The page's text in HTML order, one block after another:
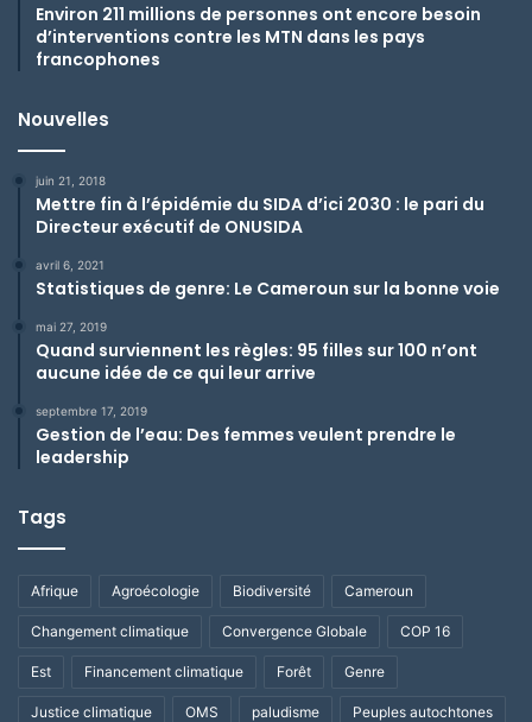
Environ 211 millions de personnes ont encore besoin
d’interventions contre les MTN dans les pays
francophones
Nouvelles
juin 21, 2018
Mettre fin à l’épidémie du SIDA d’ici 2030 : le pari du
Directeur exécutif de ONUSIDA
avril 6, 2021
Statistiques de genre: Le Cameroun sur la bonne voie
mai 27, 2019
Quand surviennent les règles: 95 filles sur 100 n’ont
aucune idée de ce qui leur arrive
septembre 17, 2019
Gestion de l’eau: Des femmes veulent prendre le
leadership
Tags
Afrique Agroécologie Biodiversité Cameroun
Changement climatique Convergence Globale COP 16
Est Financement climatique Forêt Genre
Justice climatique OMS paludisme Peuples autochtones